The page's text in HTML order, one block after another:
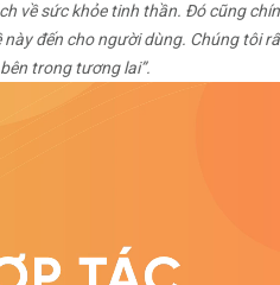
về sức khỏe tinh thần. Đó cũng
đến cho người dùng. Chúng tôi
trong tương lai”.